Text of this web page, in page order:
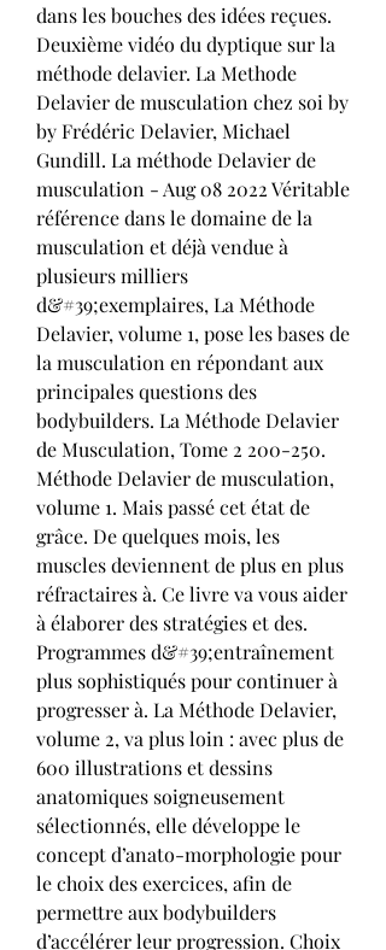
dans les bouches des idées reçues.
Deuxième vidéo du dyptique sur la
méthode delavier. La Methode
Delavier de musculation chez soi by
by Frédéric Delavier, Michael
Gundill. La méthode Delavier de
musculation - Aug 08 2022 Véritable
référence dans le domaine de la
musculation et déjà vendue à
plusieurs milliers
d&#39;exemplaires, La Méthode
Delavier, volume 1, pose les bases de
la musculation en répondant aux
principales questions des
bodybuilders. La Méthode Delavier
de Musculation, Tome 2 200-250.
Méthode Delavier de musculation,
volume 1. Mais passé cet état de
grâce. De quelques mois, les
muscles deviennent de plus en plus
réfractaires à. Ce livre va vous aider
à élaborer des stratégies et des.
Programmes d&#39;entraînement
plus sophistiqués pour continuer à
progresser à. La Méthode Delavier,
volume 2, va plus loin : avec plus de
600 illustrations et dessins
anatomiques soigneusement
sélectionnés, elle développe le
concept d’anato-morphologie pour
le choix des exercices, afin de
permettre aux bodybuilders
d’accélérer leur progression. Choix